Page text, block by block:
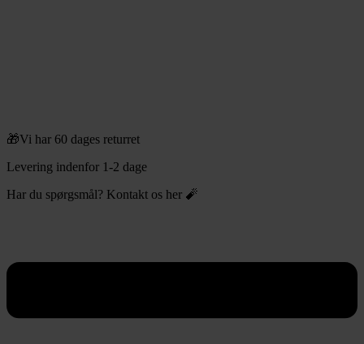
🎁Vi har 60 dages returret
Levering indenfor 1-2 dage
Har du spørgsmål? Kontakt os her 🧨